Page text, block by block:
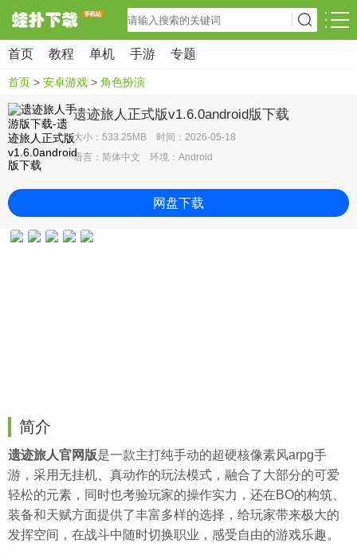
首页 教程 单机 手游 专题
首页 > 安卓游戏 > 角色扮演
遗迹旅人正式版v1.6.0android版下载
大小：533.25MB 时间：2026-05-18
语言：简体中文 环境：Android
网盘下载
简介
遗迹旅人官网版是一款主打纯手动的超硬核像素风arpg手
游，采用无挂机 、真动作的玩法模式，融合了大部分的可爱
轻松的元素，同时也考验玩家的操作实力，还在BO的构筑、
装备和天赋方面提供了丰富多样的选择，给玩家带来极大的
发挥空间，在战斗中随时切换职业，感受自由的游戏乐趣。